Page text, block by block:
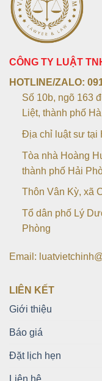
CÔNG TY LUẬT
HOTLINE/ZALO:
Số 10b, ngõ 163
Liệt, thành phố
Địa chỉ luật sư tại
Tòa nhà Hoàng
thành phố Hải
Thôn Vân Kỳ, xã
Tổ dân phố Lý
Phòng
Email:
LIÊN KẾT
Giới thiệu
Báo giá
Đặt lịch hẹn
Liên hệ